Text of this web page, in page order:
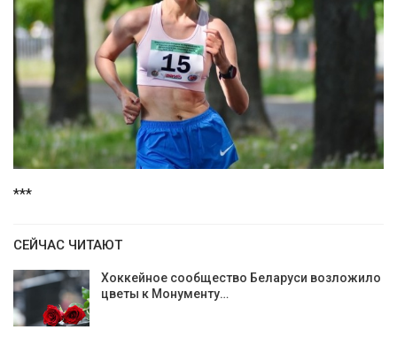
***
СЕЙЧАС ЧИТАЮТ
Хоккейное сообщество Беларуси возложило
цветы к Монументу…